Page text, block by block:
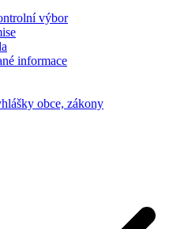
výbor
informace
obce, zákony